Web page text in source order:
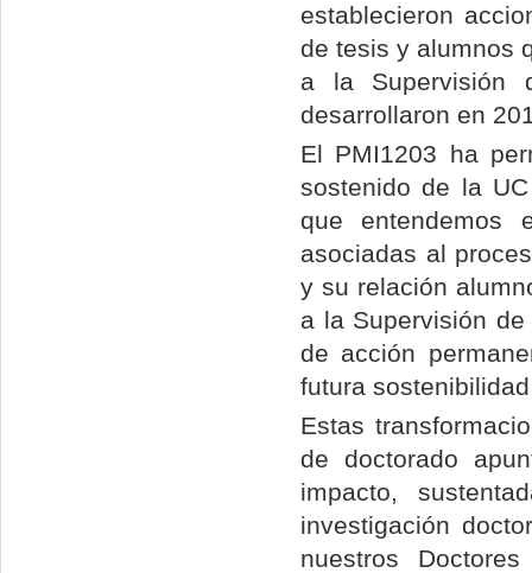
establecieron
de tesis y alumnos
a la Supervisión
desarrollaron en
El PMI1203 ha
sostenido de la
que entendemos
asociadas al
y su relación
a la Supervisión
de acción
futura
Estas
de doctorado
impacto,
investigación
nuestros